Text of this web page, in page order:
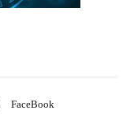
FaceBook